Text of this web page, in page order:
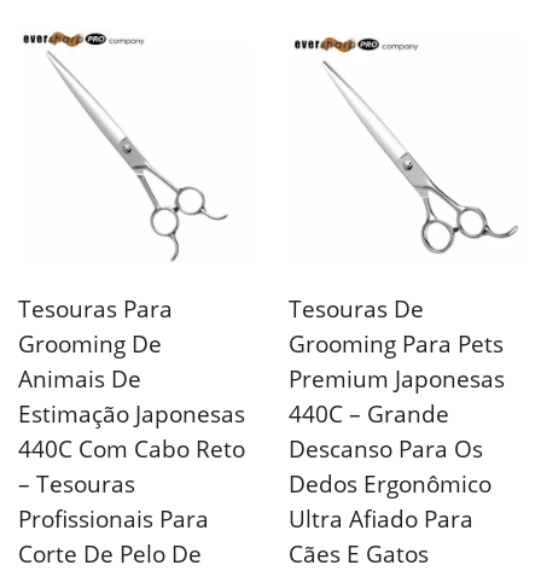
Tesouras Para
Grooming De
Animais De
Estimação Japonesas
440C Com Cabo Reto
– Tesouras
Profissionais Para
Corte De Pelo De
Tesouras De
Grooming Para Pets
Premium Japonesas
440C – Grande
Descanso Para Os
Dedos Ergonômico
Ultra Afiado Para
Cães E Gatos